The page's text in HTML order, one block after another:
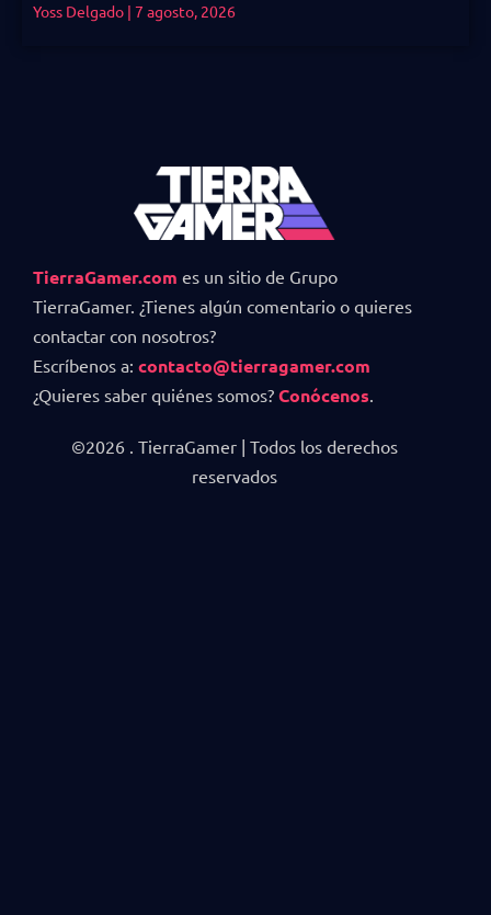
Yoss Delgado 7 agosto, 2026
TierraGamer.com es un sitio de Grupo
TierraGamer. ¿Tienes algún comentario o quieres
contactar con nosotros?
Escríbenos a: contacto@tierragamer.com
¿Quieres saber quiénes somos? Conócenos
©2026 . TierraGamer | Todos los derechos
reservados